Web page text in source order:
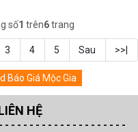
số1 trên6trang
3 4 5 Sau >>|
Báo Giá Mộc Gia
HỆ
- - - - - - - - - - - - - - - - - - - -